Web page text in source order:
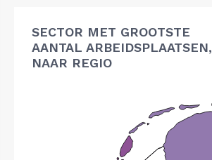
SECTOR MET GROOTSTE
AANTAL ARBEIDSPLAATSEN,
NAAR REGIO